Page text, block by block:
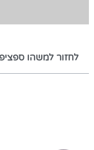
לחזור למשהו